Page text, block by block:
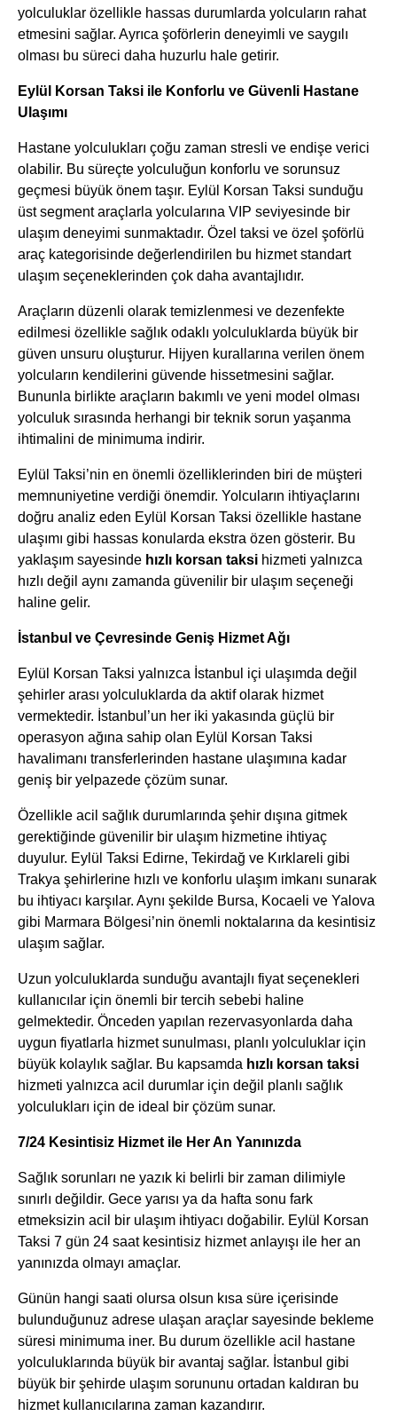
yolculuklar özellikle hassas durumlarda yolcuların rahat
etmesini sağlar. Ayrıca şoförlerin deneyimli ve saygılı
olması bu süreci daha huzurlu hale getirir.
Eylül Korsan Taksi ile Konforlu ve Güvenli Hastane
Ulaşımı
Hastane yolculukları çoğu zaman stresli ve endişe verici
olabilir. Bu süreçte yolculuğun konforlu ve sorunsuz
geçmesi büyük önem taşır. Eylül Korsan Taksi sunduğu
üst segment araçlarla yolcularına VIP seviyesinde bir
ulaşım deneyimi sunmaktadır. Özel taksi ve özel şoförlü
araç kategorisinde değerlendirilen bu hizmet standart
ulaşım seçeneklerinden çok daha avantajlıdır.
Araçların düzenli olarak temizlenmesi ve dezenfekte
edilmesi özellikle sağlık odaklı yolculuklarda büyük bir
güven unsuru oluşturur. Hijyen kurallarına verilen önem
yolcuların kendilerini güvende hissetmesini sağlar.
Bununla birlikte araçların bakımlı ve yeni model olması
yolculuk sırasında herhangi bir teknik sorun yaşanma
ihtimalini de minimuma indirir.
Eylül Taksi’nin en önemli özelliklerinden biri de müşteri
memnuniyetine verdiği önemdir. Yolcuların ihtiyaçlarını
doğru analiz eden Eylül Korsan Taksi özellikle hastane
ulaşımı gibi hassas konularda ekstra özen gösterir. Bu
yaklaşım sayesinde hızlı korsan taksi hizmeti yalnızca
hızlı değil aynı zamanda güvenilir bir ulaşım seçeneği
haline gelir.
İstanbul ve Çevresinde Geniş Hizmet Ağı
Eylül Korsan Taksi yalnızca İstanbul içi ulaşımda değil
şehirler arası yolculuklarda da aktif olarak hizmet
vermektedir. İstanbul’un her iki yakasında güçlü bir
operasyon ağına sahip olan Eylül Korsan Taksi
havalimanı transferlerinden hastane ulaşımına kadar
geniş bir yelpazede çözüm sunar.
Özellikle acil sağlık durumlarında şehir dışına gitmek
gerektiğinde güvenilir bir ulaşım hizmetine ihtiyaç
duyulur. Eylül Taksi Edirne, Tekirdağ ve Kırklareli gibi
Trakya şehirlerine hızlı ve konforlu ulaşım imkanı sunarak
bu ihtiyacı karşılar. Aynı şekilde Bursa, Kocaeli ve Yalova
gibi Marmara Bölgesi’nin önemli noktalarına da kesintisiz
ulaşım sağlar.
Uzun yolculuklarda sunduğu avantajlı fiyat seçenekleri
kullanıcılar için önemli bir tercih sebebi haline
gelmektedir. Önceden yapılan rezervasyonlarda daha
uygun fiyatlarla hizmet sunulması, planlı yolculuklar için
büyük kolaylık sağlar. Bu kapsamda hızlı korsan taksi
hizmeti yalnızca acil durumlar için değil planlı sağlık
yolculukları için de ideal bir çözüm sunar.
7/24 Kesintisiz Hizmet ile Her An Yanınızda
Sağlık sorunları ne yazık ki belirli bir zaman dilimiyle
sınırlı değildir. Gece yarısı ya da hafta sonu fark
etmeksizin acil bir ulaşım ihtiyacı doğabilir. Eylül Korsan
Taksi 7 gün 24 saat kesintisiz hizmet anlayışı ile her an
yanınızda olmayı amaçlar.
Günün hangi saati olursa olsun kısa süre içerisinde
bulunduğunuz adrese ulaşan araçlar sayesinde bekleme
süresi minimuma iner. Bu durum özellikle acil hastane
yolculuklarında büyük bir avantaj sağlar. İstanbul gibi
büyük bir şehirde ulaşım sorununu ortadan kaldıran bu
hizmet kullanıcılarına zaman kazandırır.